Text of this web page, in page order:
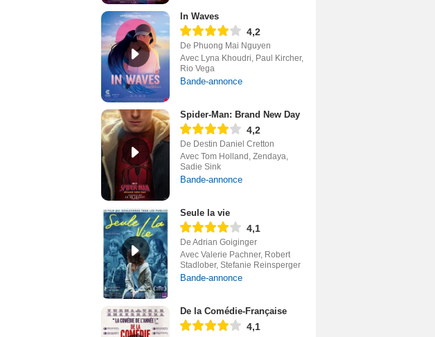
In Waves
4,2
De Phuong Mai Nguyen
Avec Lyna Khoudri, Paul Kircher,
Rio Vega
Bande-annonce
Spider-Man: Brand New Day
4,2
De Destin Daniel Cretton
Avec Tom Holland, Zendaya,
Sadie Sink
Bande-annonce
Seule la vie
4,1
De Adrian Goiginger
Avec Valerie Pachner, Robert
Stadlober, Stefanie Reinsperger
Bande-annonce
De la Comédie-Française
4,1